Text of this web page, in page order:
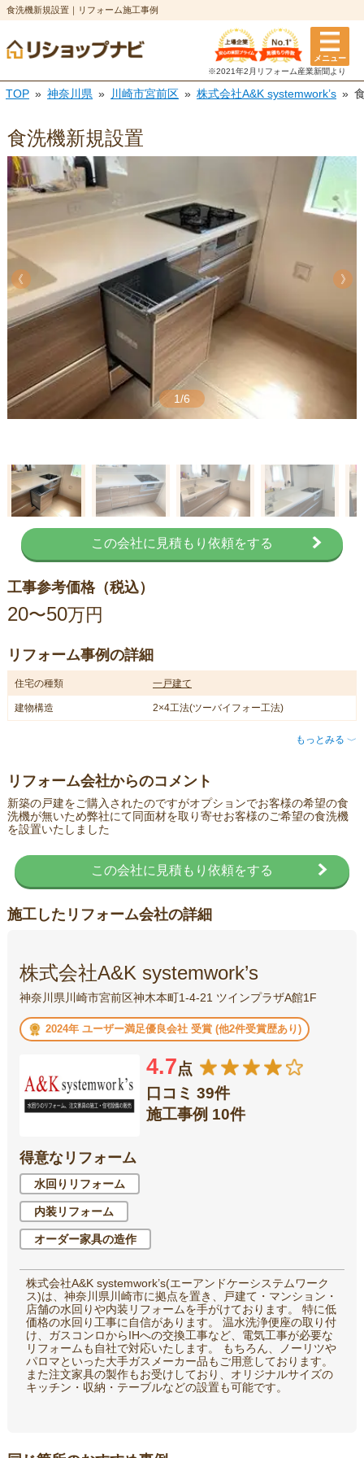
食洗機新規設置｜リフォーム施工事例
メニュー
※2021年2月リフォーム産業新聞より
TOP 神奈川県 川崎市宮前区 株式会社A&K systemwork’s
食洗機新規設置
1/6
《
《
この会社に見積もり依頼をする
工事参考価格（税込）
20〜50万円
リフォーム事例の詳細
住宅の種類 一戸建て
建物構造 2×4工法(ツーバイフォー工法)
もっとみる 〈
リフォーム会社からのコメント
新築の戸建をご購入されたのですがオプションでお客様の希望の食
洗機が無いため弊社にて同面材を取り寄せお客様のご希望の食洗機
を設置いたしました
この会社に見積もり依頼をする
施工したリフォーム会社の詳細
株式会社A&K systemwork’s
神奈川県川崎市宮前区神木本町1-4-21 ツインプラザA館1F
2024年 ユーザー満足優良会社 受賞 (他2件受賞歴あり)
4.7点
口コミ 39件
施工事例 10件
得意なリフォーム
水回りリフォーム
内装リフォーム
オーダー家具の造作
株式会社A&K systemwork’s(エーアンドケーシステムワーク
ス)は、神奈川県川崎市に拠点を置き、戸建て・マンション・
店舗の水回りや内装リフォームを手がけております。 特に低
価格の水回り工事に自信があります。 温水洗浄便座の取り付
け、ガスコンロからIHへの交換工事など、電気工事が必要な
リフォームも自社で対応いたします。 もちろん、ノーリツや
パロマといった大手ガスメーカー品もご用意しております。
また注文家具の製作もお受けしており、オリジナルサイズの
キッチン・収納・テーブルなどの設置も可能です。